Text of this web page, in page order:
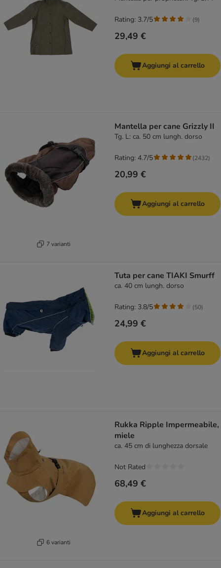
29,49 €
Rating: 3.7/5 (9)
Aggiungi al carrello
7 varianti
Mantella per cane Grizzly II
Tg. L: ca. 50 cm lungh. dorso
20,99 €
Rating: 4.7/5 (2432)
Aggiungi al carrello
Tuta per cane TIAKI Smurff
ca. 40 cm lungh. dorso
24,99 €
Rating: 3.8/5 (50)
Aggiungi al carrello
6 varianti
Rukka Ripple Impermeabile,
miele
ca. 45 cm di lunghezza dorsale
68,49 €
Not Rated
Aggiungi al carrello